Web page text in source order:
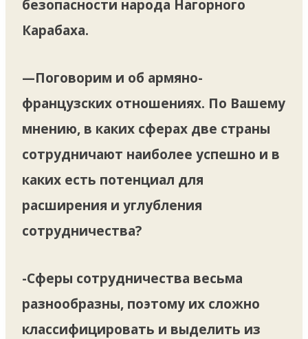
безопасности народа Нагорного
Карабаха.
—Поговорим и об армяно-
французских отношениях. По Вашему
мнению, в каких сферах две страны
сотрудничают наиболее успешно и в
каких есть потенциал для
расширения и углубления
сотрудничества?
-Сферы сотрудничества весьма
разнообразны, поэтому их сложно
классифицировать и выделить из